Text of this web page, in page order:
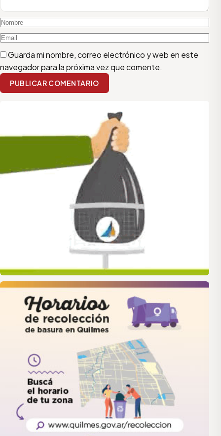
Guarda mi nombre, correo electrónico y web en este
navegador para la próxima vez que comente.
PUBLICAR COMENTARIO
quilmes